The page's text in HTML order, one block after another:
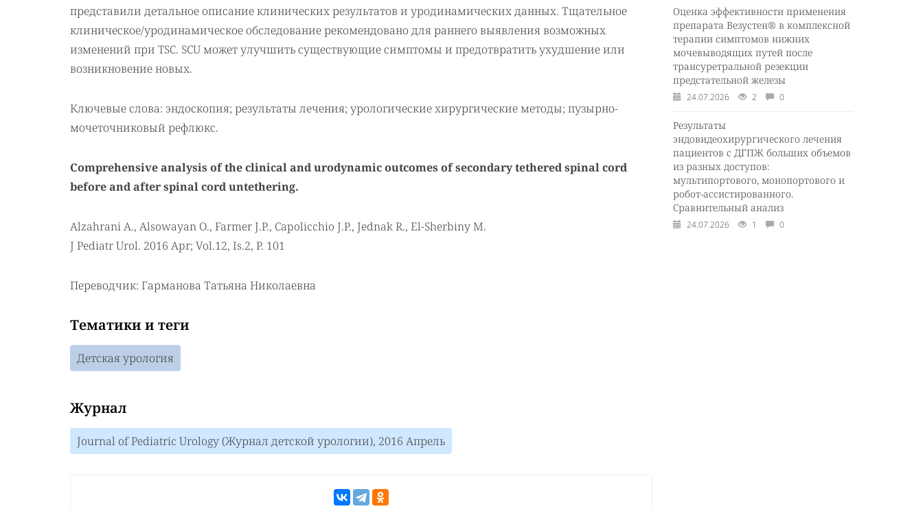
представили детальное описание клинических результатов и уродинамических данных. Тщательное
клиническое/уродинамическое обследование рекомендовано для раннего выявления возможных
изменений при TSC. SCU может улучшить существующие симптомы и предотвратить ухудшение или
возникновение новых.
Ключевые слова: эндоскопия; результаты лечения; урологические хирургические методы; пузырно-
мочеточниковый рефлюкс.
Comprehensive analysis of the clinical and urodynamic outcomes of secondary tethered spinal cord
before and after spinal cord untethering.
Alzahrani A., Alsowayan O., Farmer J.P., Capolicchio J.P., Jednak R., El-Sherbiny M.
J Pediatr Urol. 2016 Apr; Vol.12, Is.2, P. 101
Переводчик: Гарманова Татьяна Николаевна
Тематики и теги
Детская урология
Журнал
Journal of Pediatric Urology (Журнал детской урологии), 2016 Апрель
Оценка эффективности применения
препарата Везустен® в комплексной
терапии симптомов нижних
мочевыводящих путей после
трансуретральной резекции
предстательной железы
24.07.2026 2 0
Результаты
эндовидеохирургического лечения
пациентов с ДГПЖ больших объемов
из разных доступов:
мультипортового, монопортового и
робот-ассистированного.
Сравнительный анализ
24.07.2026 1 0